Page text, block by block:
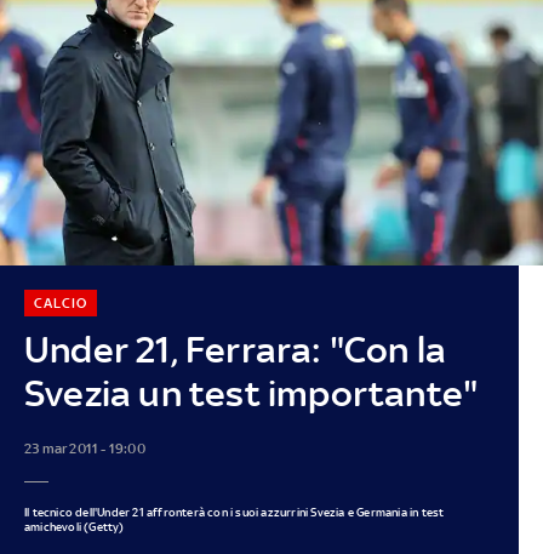
Under 21, Ferrara: "Con la
Svezia un test importante"
CALCIO
23 mar 2011 - 19:00
Il tecnico dell'Under 21 affronterà con i suoi azzurrini Svezia e Germania in test
amichevoli (Getty)